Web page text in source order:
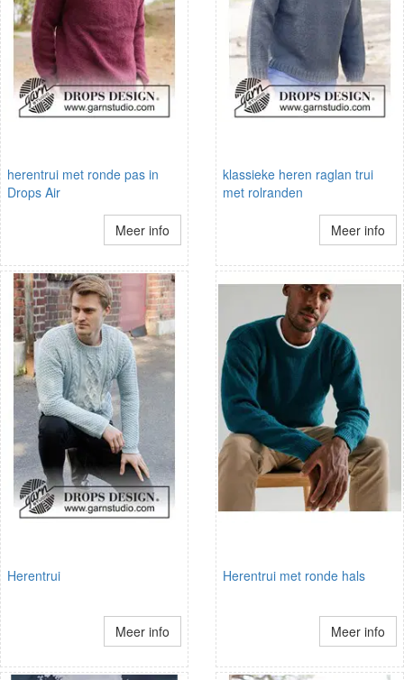
herentrui met ronde pas in
Drops Air
Meer info
klassieke heren raglan trui
met rolranden
Meer info
Herentrui
Meer info
Herentrui met ronde hals
Meer info